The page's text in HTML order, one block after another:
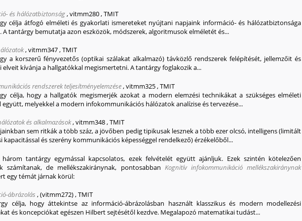
és hálózatbiztonság ,vitmm280 ,TMIT
célja átfogó elméleti és gyakorlati ismereteket nyújtani napjaink információ- és hálózatbiztonsága
A tantárgy bemutatja azon eszközök, módszerek, algoritmusok elméletét és...
,vitmm347,TMIT
a korszerű fényvezetős (optikai szálakat alkalmazó) távközlő rendszerek felépítését, jellemzőit és
elveit kívánja a hallgatókkal megismertetni. A tantárgy foglakozik a...
rendszerek teljesítményelemzése ,vitmm325 ,TMIT
célja, hogy a hallgatók megismerjék azokat a modern elemzési technikákat a szükséges elméleti
melyekkel a modern infokommunikációs hálózatok analízise és tervezése...
és alkalmazások,vitmm348,TMIT
sem ritkák a több száz, a jövőben pedig tipikusak lesznek a több ezer olcsó, intelligens (limitált
kapacitással és szerény kommunikációs képességgel rendelkező) érzékelőből...
tantárgy egymással kapcsolatos, ezek felvételét együtt ajánljuk. Ezek szintén kötelezően
számítanak, de mellékszakiránynak, pontosabban Kognitív infokommunikáció mellékszakiránynak
egy témát járnak körül:
ábrázolás ,(vitmm272),TMIT
célja, hogy áttekintse az információ-ábrázolásban használt klasszikus és modern modellezési
és koncepciókat egészen Hilbert sejtésétől kezdve. Megalapozó matematikai tudást...